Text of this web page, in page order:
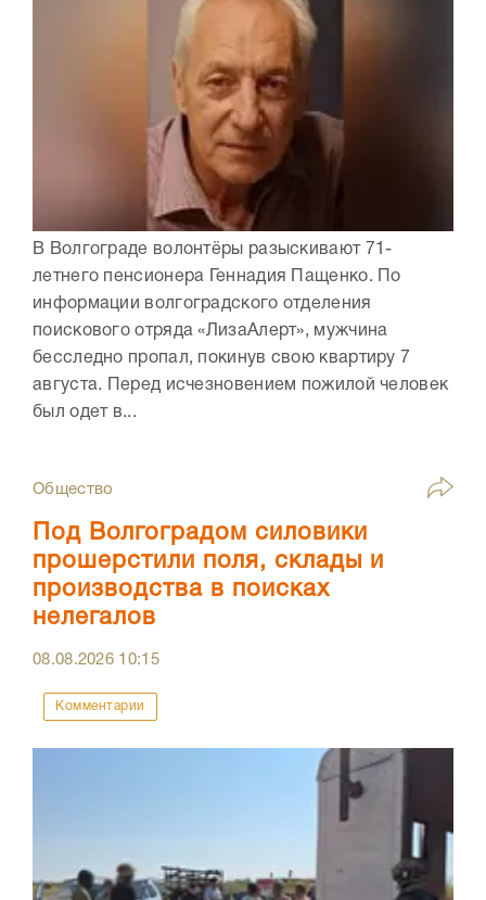
В Волгограде волонтёры разыскивают 71-
летнего пенсионера Геннадия Пащенко. По
информации волгоградского отделения
поискового отряда «ЛизаАлерт», мужчина
бесследно пропал, покинув свою квартиру 7
августа. Перед исчезновением пожилой человек
был одет в...
Общество
Под Волгоградом силовики
прошерстили поля, склады и
производства в поисках
нелегалов
08.08.2026 10:15
Комментарии